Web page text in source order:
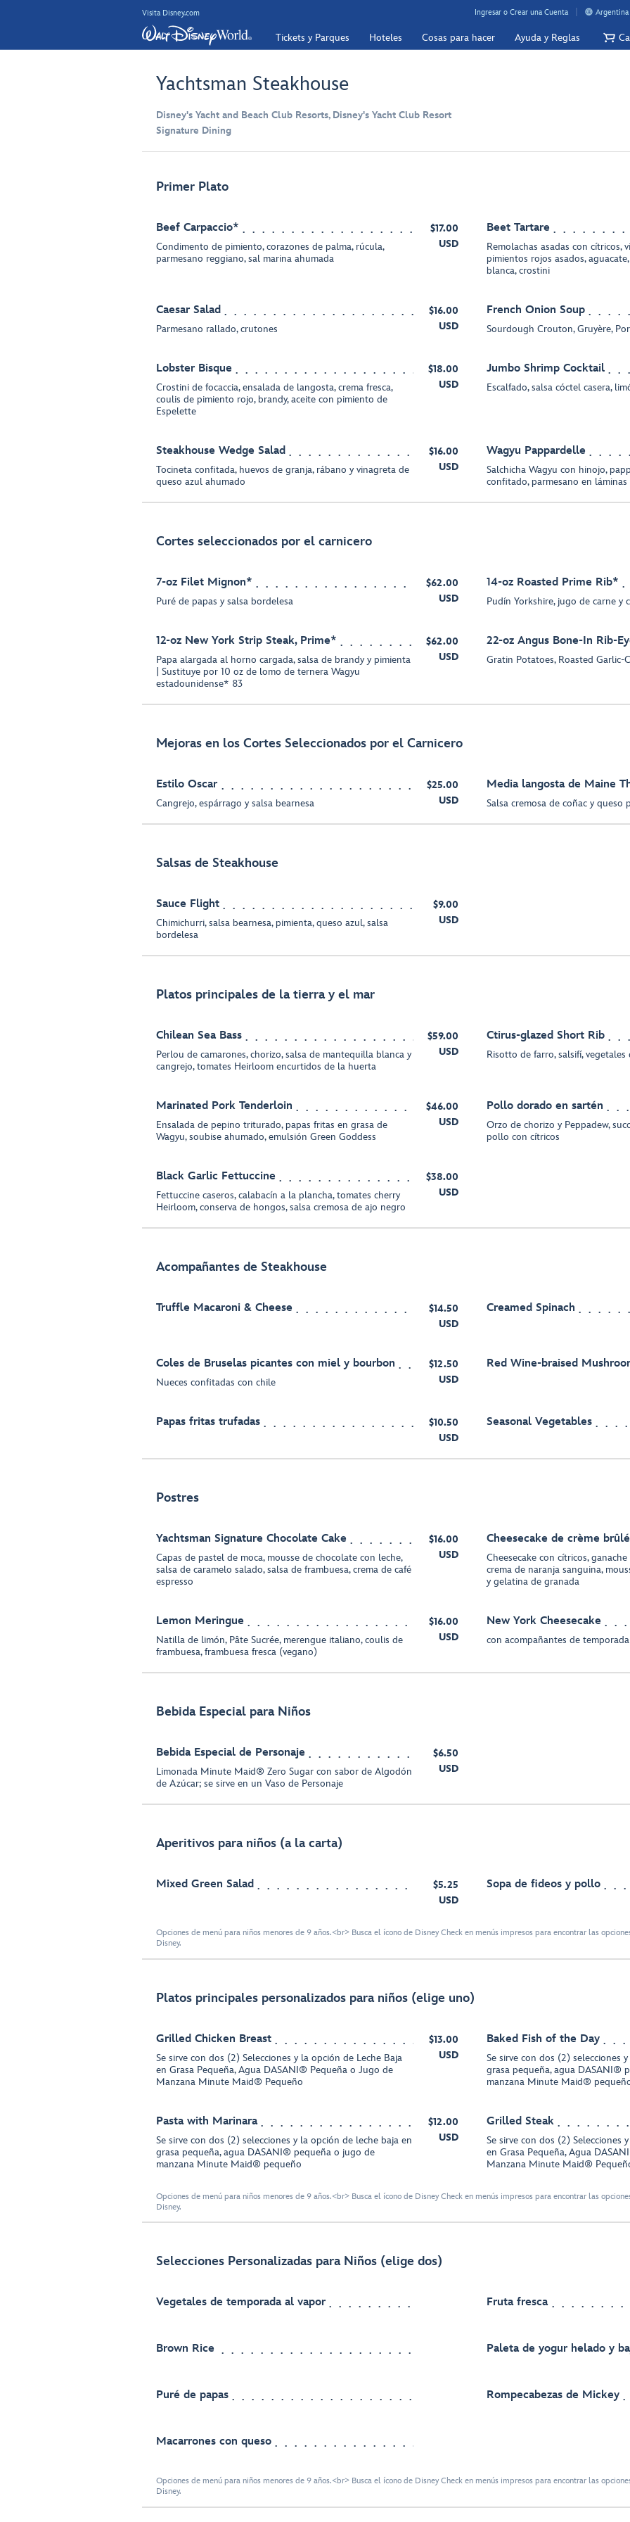
Visita Disney.com Ingresar o Crear una Cuenta Argentina
Tickets y Parques Hoteles Cosas para hacer Ayuda y Reglas
Yachtsman Steakhouse
Disney's Yacht and Beach Club Resorts, Disney's Yacht Club Resort
Signature Dining
Primer Plato
Beef Carpaccio*
Condimento de pimiento, corazones de palma, rúcula,
parmesano reggiano, sal marina ahumada
$17.00
USD
Beet Tartare
Remolachas asadas con cítricos,
pimientos rojos asados,
blanca, crostini
Caesar Salad
Parmesano rallado, crutones
$16.00
USD
French Onion Soup
Sourdough Crouton, Gruyère,
Lobster Bisque
Crostini de focaccia, ensalada de langosta, crema fresca,
coulis de pimiento rojo, brandy, aceite con pimiento de
Espelette
$18.00
USD
Jumbo Shrimp Cocktail
Escalfado, salsa cóctel casera,
Steakhouse Wedge Salad
Tocineta confitada, huevos de granja, rábano y vinagreta de
queso azul ahumado
$16.00
USD
Wagyu Pappardelle
Salchicha Wagyu con hinojo,
confitado, parmesano en láminas
Cortes seleccionados por el carnicero
7-oz Filet Mignon*
Puré de papas y salsa bordelesa
$62.00
USD
14-oz Roasted Prime Rib*
Pudín Yorkshire, jugo de carne y
12-oz New York Strip Steak, Prime*
Papa alargada al horno cargada, salsa de brandy y pimienta
| Sustituye por 10 oz de lomo de ternera Wagyu
estadounidense* 83
$62.00
USD
22-oz Angus Bone-In Rib-
Gratin Potatoes, Roasted Garlic-
Mejoras en los Cortes Seleccionados por el Carnicero
Estilo Oscar
Cangrejo, espárrago y salsa bearnesa
$25.00
USD
Media langosta de Maine
Salsa cremosa de coñac y queso
Salsas de Steakhouse
Sauce Flight
Chimichurri, salsa bearnesa, pimienta, queso azul, salsa
bordelesa
$9.00
USD
Platos principales de la tierra y el mar
Chilean Sea Bass
Perlou de camarones, chorizo, salsa de mantequilla blanca y
cangrejo, tomates Heirloom encurtidos de la huerta
$59.00
USD
Ctirus-glazed Short Rib
Risotto de farro, salsifí, vegetales
Marinated Pork Tenderloin
Ensalada de pepino triturado, papas fritas en grasa de
Wagyu, soubise ahumado, emulsión Green Goddess
$46.00
USD
Pollo dorado en sartén
Orzo de chorizo y Peppadew,
pollo con cítricos
Black Garlic Fettuccine
Fettuccine caseros, calabacín a la plancha, tomates cherry
Heirloom, conserva de hongos, salsa cremosa de ajo negro
$38.00
USD
Acompañantes de Steakhouse
Truffle Macaroni & Cheese
$14.50
USD
Creamed Spinach
Coles de Bruselas picantes con miel y bourbon
Nueces confitadas con chile
$12.50
USD
Red Wine-braised
Papas fritas trufadas
$10.50
USD
Seasonal Vegetables
Postres
Yachtsman Signature Chocolate Cake
Capas de pastel de moca, mousse de chocolate con leche,
salsa de caramelo salado, salsa de frambuesa, crema de café
espresso
$16.00
USD
Cheesecake de crème
Cheesecake con cítricos,
crema de naranja sanguina,
y gelatina de granada
Lemon Meringue
Natilla de limón, Pâte Sucrée, merengue italiano, coulis de
frambuesa, frambuesa fresca (vegano)
$16.00
USD
New York Cheesecake
con acompañantes de temporada
Bebida Especial para Niños
Bebida Especial de Personaje
Limonada Minute Maid® Zero Sugar con sabor de Algodón
de Azúcar; se sirve en un Vaso de Personaje
$6.50
USD
Aperitivos para niños (a la carta)
Mixed Green Salad
$5.25
USD
Sopa de fideos y pollo
Opciones de menú para niños menores de 9 años.<br> Busca el ícono de Disney Check en menús impresos para encontrar las
Disney.
Platos principales personalizados para niños (elige uno)
Grilled Chicken Breast
Se sirve con dos (2) Selecciones y la opción de Leche Baja
en Grasa Pequeña, Agua DASANI® Pequeña o Jugo de
Manzana Minute Maid® Pequeño
$13.00
USD
Baked Fish of the Day
Se sirve con dos (2) selecciones
grasa pequeña, agua DASANI®
manzana Minute Maid®
Pasta with Marinara
Se sirve con dos (2) selecciones y la opción de leche baja en
grasa pequeña, agua DASANI® pequeña o jugo de
manzana Minute Maid® pequeño
$12.00
USD
Grilled Steak
Se sirve con dos (2) Selecciones
en Grasa Pequeña, Agua
Manzana Minute Maid®
Opciones de menú para niños menores de 9 años.<br> Busca el ícono de Disney Check en menús impresos para encontrar las
Disney.
Selecciones Personalizadas para Niños (elige dos)
Vegetales de temporada al vapor Fruta fresca
Brown Rice Paleta de yogur helado y
Puré de papas Rompecabezas de Mickey
Macarrones con queso
Opciones de menú para niños menores de 9 años.<br> Busca el ícono de Disney Check en menús impresos para encontrar las
Disney.